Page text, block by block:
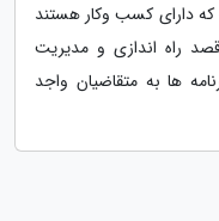
که دارای کسب وکار هستند
راه اندازی و مدیریت
ها به متقاضیان واجد